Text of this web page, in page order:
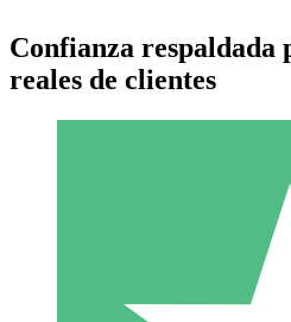
Paquetes de
Paga según el uso con créditos
Confianza respaldada
reales de clientes